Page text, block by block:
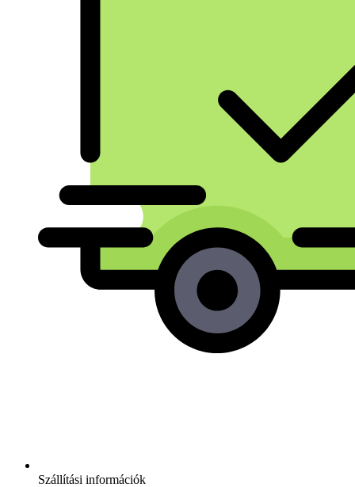
Szállítási információk